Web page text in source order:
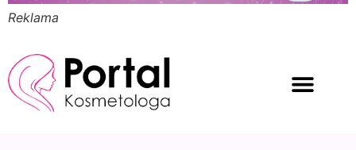
Reklama